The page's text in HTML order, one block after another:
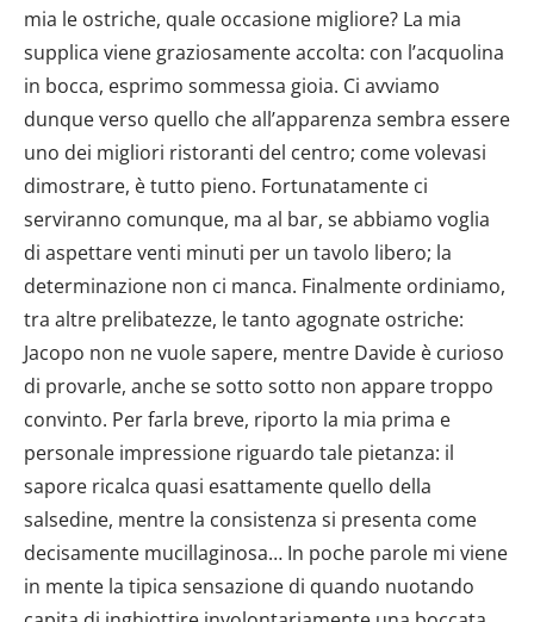
mia le ostriche, quale occasione migliore? La mia
supplica viene graziosamente accolta: con l’acquolina
in bocca, esprimo sommessa gioia. Ci avviamo
dunque verso quello che all’apparenza sembra essere
uno dei migliori ristoranti del centro; come volevasi
dimostrare, è tutto pieno. Fortunatamente ci
serviranno comunque, ma al bar, se abbiamo voglia
di aspettare venti minuti per un tavolo libero; la
determinazione non ci manca. Finalmente ordiniamo,
tra altre prelibatezze, le tanto agognate ostriche:
Jacopo non ne vuole sapere, mentre Davide è curioso
di provarle, anche se sotto sotto non appare troppo
convinto. Per farla breve, riporto la mia prima e
personale impressione riguardo tale pietanza: il
sapore ricalca quasi esattamente quello della
salsedine, mentre la consistenza si presenta come
decisamente mucillaginosa… In poche parole mi viene
in mente la tipica sensazione di quando nuotando